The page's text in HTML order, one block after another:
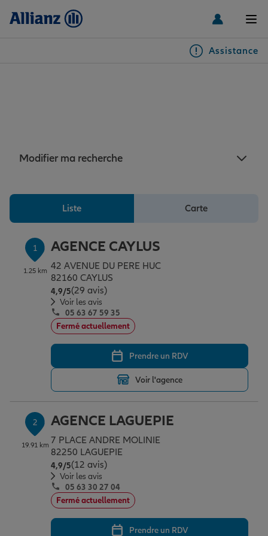
Assistance
Assurance emprunteur
Prévoyance et dépendance
Assurance animal de compagnie
Protection de la famille
Protection juridique
Épargne & retraite
Plan épargne retraite
Assurance vie
Placements financiers
Investissements immobiliers
Transmission
Vos projets
Partir en vacances
Déménager
Changer de voiture
Départ à la retraite
Conseil assurance
Outre-mer
Assurance auto
Assurance habitation
Professionnels
Allianz en France
Modifier ma recherche
Liste Carte
1
1.25 km
AGENCE CAYLUS
42 AVENUE DU PERE HUC
82160 CAYLUS
4,9/5Note de 4.9 sur 5
(29 avis)
Voir les avis
05 63 67 59 35
Fermé actuellement
Prendre un RDV
Voir l'agence
2
19.91 km
AGENCE LAGUEPIE
7 PLACE ANDRE MOLINIE
82250 LAGUEPIE
4,9/5Note de 4.9 sur 5
(12 avis)
Voir les avis
05 63 30 27 04
Fermé actuellement
Prendre un RDV